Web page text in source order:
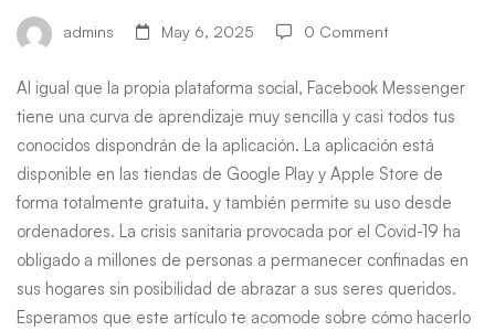
De
Chat
De
Video
admins May 6, 2025 0 Comment
Al igual que la propia plataforma social, Facebook Messenger
tiene una curva de aprendizaje muy sencilla y casi todos tus
conocidos dispondrán de la aplicación. La aplicación está
disponible en las tiendas de Google Play y Apple Store de
forma totalmente gratuita, y también permite su uso desde
ordenadores. La crisis sanitaria provocada por el Covid-19 ha
obligado a millones de personas a permanecer confinadas en
sus hogares sin posibilidad de abrazar a sus seres queridos.
Esperamos que este artículo te acomode sobre cómo hacerlo